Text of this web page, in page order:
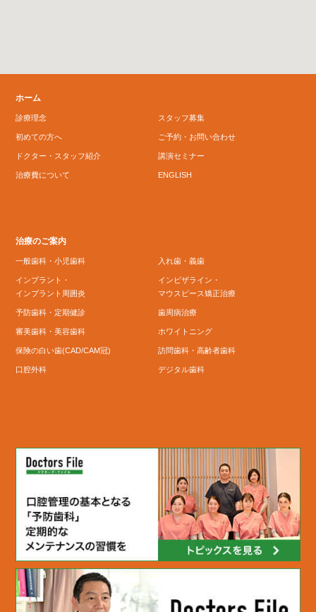
ホーム
診療理念
初めての方へ
ドクター・スタッフ紹介
治療費について
スタッフ募集
ご予約・お問い合わせ
講演セミナー
ENGLISH
治療のご案内
一般歯科・小児歯科
インプラント・
インプラント周囲炎
予防歯科・定期健診
審美歯科・美容歯科
保険の白い歯(CAD/CAM冠)
口腔外科
入れ歯・義歯
インビザライン・
マウスピース矯正治療
歯周病治療
ホワイトニング
訪問歯科・高齢者歯科
デジタル歯科